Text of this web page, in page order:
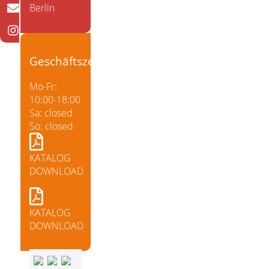
Berlin
Geschäftszeiten
Mo-Fr:
10:00-18:00
Sa: closed
So: closed
KATALOG
DOWNLOAD
KATALOG
DOWNLOAD